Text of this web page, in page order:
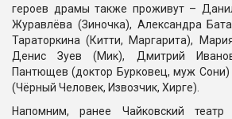
героев драмы также проживут –
Журавлёва (Зиночка), Александра
Тараторкина (Китти, Маргарита),
Денис Зуев (Мик), Дмитрий
Пантющев (доктор Бурковец, муж
(Чёрный Человек, Извозчик, Хирге).
Напомним, ранее Чайковский